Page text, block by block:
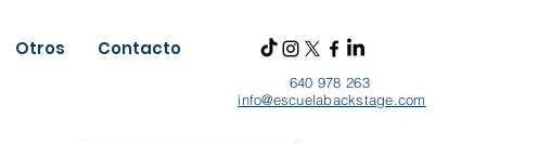
Otros Contacto
640 978 263
info@escuelabackstage.com